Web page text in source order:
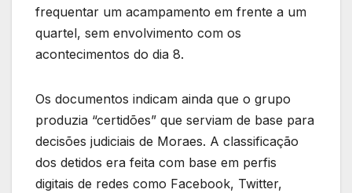
frequentar um acampamento em frente a um
quartel, sem envolvimento com os
acontecimentos do dia 8.
Os documentos indicam ainda que o grupo
produzia “certidões” que serviam de base para
decisões judiciais de Moraes. A classificação
dos detidos era feita com base em perfis
digitais de redes como Facebook, Twitter,